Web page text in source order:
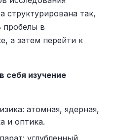
структурирована так,
пробелы в
а затем перейти к
себя изучение
атомная, ядерная,
и оптика.
углубленный